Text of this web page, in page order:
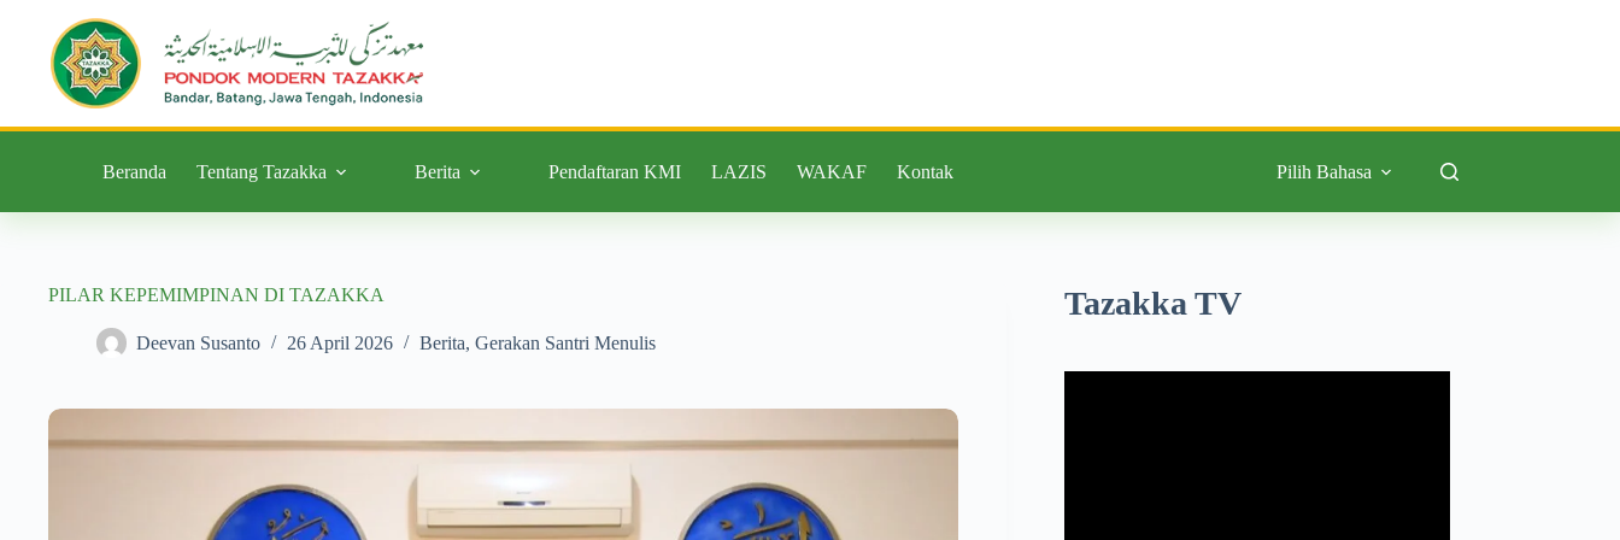
Beranda Tentang Tazakka Berita Pendaftaran KMI LAZIS WAKAF Kontak Pilih Bahasa
PILAR KEPEMIMPINAN DI TAZAKKA
Deevan Susanto 26 April 2026 Berita, Gerakan Santri Menulis
Tazakka TV